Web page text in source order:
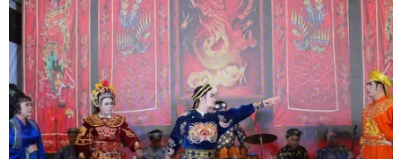
Hạ Sài Gòn FC, Hà Nội phả 'hơi nóng' vào
ngôi đầu của TP.HCM